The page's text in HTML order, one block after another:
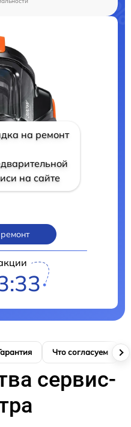
на ремонт
на сайте
Что согласуем
сервис-